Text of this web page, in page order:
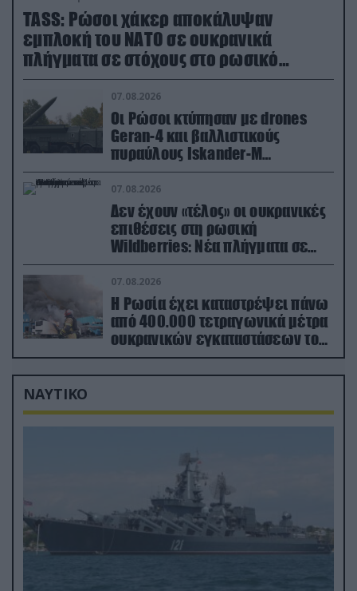
TASS: Ρώσοι χάκερ αποκάλυψαν
εμπλοκή του ΝΑΤΟ σε ουκρανικά
πλήγματα σε στόχους στο ρωσικό
έδαφος!
07.08.2026
Οι Ρώσοι κτύπησαν με drones
Geran-4 και βαλλιστικούς
πυραύλους Iskander-M
ουκρανικό τρένο με στρατιωτικό
εξοπλισμό
07.08.2026
Δεν έχουν «τέλος» οι ουκρανικές
επιθέσεις στη ρωσική
Wildberries: Νέα πλήγματα σε
εγκαταστάσεις στα Ουράλια
07.08.2026
Η Ρωσία έχει καταστρέψει πάνω
από 400.000 τετραγωνικά μέτρα
ουκρανικών εγκαταστάσεων τον
Ιούλιο
ΝΑΥΤΙΚΟ